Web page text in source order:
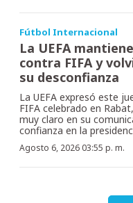
Fútbol Internacional
La UEFA
contra FIFA y
su desconfianza
La UEFA expresó este
FIFA celebrado en
muy claro en su
confianza en la
Agosto 6, 2026 03:55 p. m.